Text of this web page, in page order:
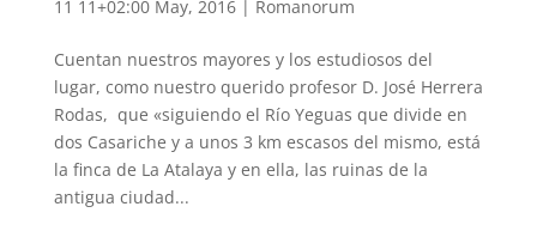
11 11+02:00 May, 2016| Romanorum
Cuentan nuestros mayores y los estudiosos del
lugar, como nuestro querido profesor D. José Herrera
Rodas, que «siguiendo el Río Yeguas que divide en
dos Casariche y a unos 3 km escasos del mismo, está
la finca de La Atalaya y en ella, las ruinas de la
antigua ciudad...